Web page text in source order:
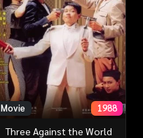
Movie 1988
Three Against the World